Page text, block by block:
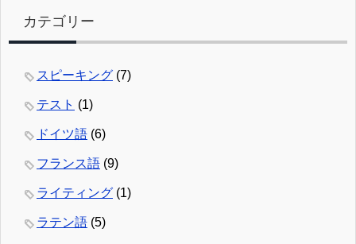
カテゴリー
スピーキング (7)
テスト (1)
ドイツ語 (6)
フランス語 (9)
ライティング (1)
ラテン語 (5)